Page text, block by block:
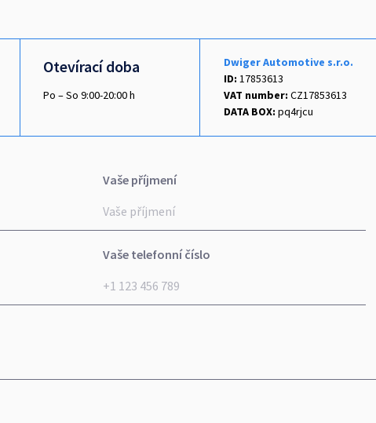
Po – So 9:00-20:00 h
Otevírací doba
Dwiger Automotive s.r.o.
ID: 17853613
VAT number: CZ17853613
DATA BOX: pq4rjcu
Vaše příjmení
Vaše telefonní číslo